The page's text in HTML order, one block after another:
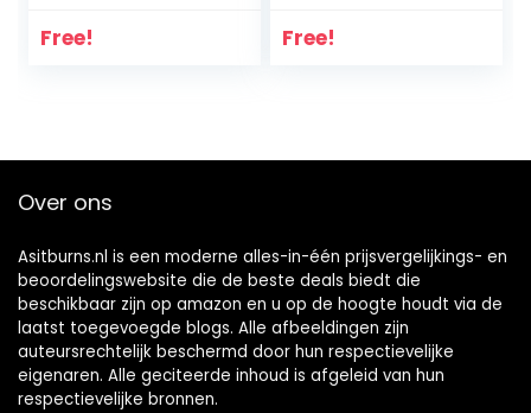
Free!
toegevoegde
Free!
Over ons
Asitburns.nl is een moderne alles-in-één prijsvergelijkings- en
beoordelingswebsite die de beste deals biedt die
beschikbaar zijn op amazon en u op de hoogte houdt via de
laatst toegevoegde blogs. Alle afbeeldingen zijn
auteursrechtelijk beschermd door hun respectievelijke
eigenaren. Alle geciteerde inhoud is afgeleid van hun
respectievelijke bronnen.